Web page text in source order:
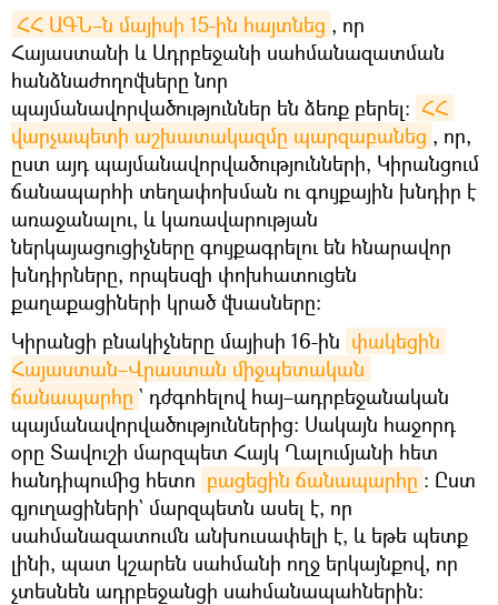
ՀՀ ԱԳՆ–ն մայիսի 15-ին հայտնեց , որ
Հայաստանի և Ադրբեջանի սահմանազատման
հանձնաժողովները նոր
պայմանավորվածություններ են ձեռք բերել։ ՀՀ
վարչապետի աշխատակազմը պարզաբանեց , որ,
ըստ այդ պայմանավորվածությունների, Կիրանցում
ճանապարհի տեղափոխման ու գույքային խնդիր է
առաջանալու, և կառավարության
ներկայացուցիչները գույքագրելու են հնարավոր
խնդիրները, որպեսզի փոխհատուցեն
քաղաքացիների կրած վնասները։
Կիրանցի բնակիչները մայիսի 16-ին փակեցին
Հայաստան–Վրաստան միջպետական
ճանապարհը ` դժգոհելով հայ–ադրբեջանական
պայմանավորվածություններից։ Սակայն հաջորդ
օրը Տավուշի մարզպետ Հայկ Ղալումյանի հետ
հանդիպումից հետո բացեցին ճանապարհը ։ Ըստ
գյուղացիների` մարզպետն ասել է, որ
սահմանազատումն անխուսափելի է, և եթե պետք
լինի, պատ կշարեն սահմանի ողջ երկայնքով, որ
չտեսնեն ադրբեջանցի սահմանապահներին։